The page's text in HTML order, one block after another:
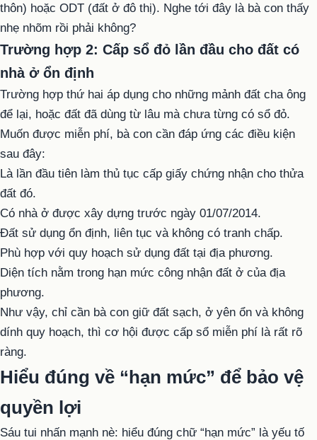
thôn) hoặc ODT (đất ở đô thị). Nghe tới đây là bà con thấy
nhẹ nhõm rồi phải không?
Trường hợp 2: Cấp sổ đỏ lần đầu cho đất có
nhà ở ổn định
Trường hợp thứ hai áp dụng cho những mảnh đất cha ông
để lại, hoặc đất đã dùng từ lâu mà chưa từng có sổ đỏ.
Muốn được miễn phí, bà con cần đáp ứng các điều kiện
sau đây:
Là lần đầu tiên làm thủ tục cấp giấy chứng nhận cho thửa
đất đó.
Có nhà ở được xây dựng trước ngày 01/07/2014.
Đất sử dụng ổn định, liên tục và không có tranh chấp.
Phù hợp với quy hoạch sử dụng đất tại địa phương.
Diện tích nằm trong hạn mức công nhận đất ở của địa
phương.
Như vậy, chỉ cần bà con giữ đất sạch, ở yên ổn và không
dính quy hoạch, thì cơ hội được cấp sổ miễn phí là rất rõ
ràng.
Hiểu đúng về “hạn mức” để bảo vệ
quyền lợi
Sáu tui nhấn mạnh nè: hiểu đúng chữ “hạn mức” là yếu tố